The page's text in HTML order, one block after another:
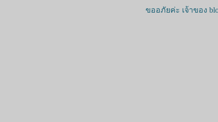
ขออภัยค่ะ เจ้าของ